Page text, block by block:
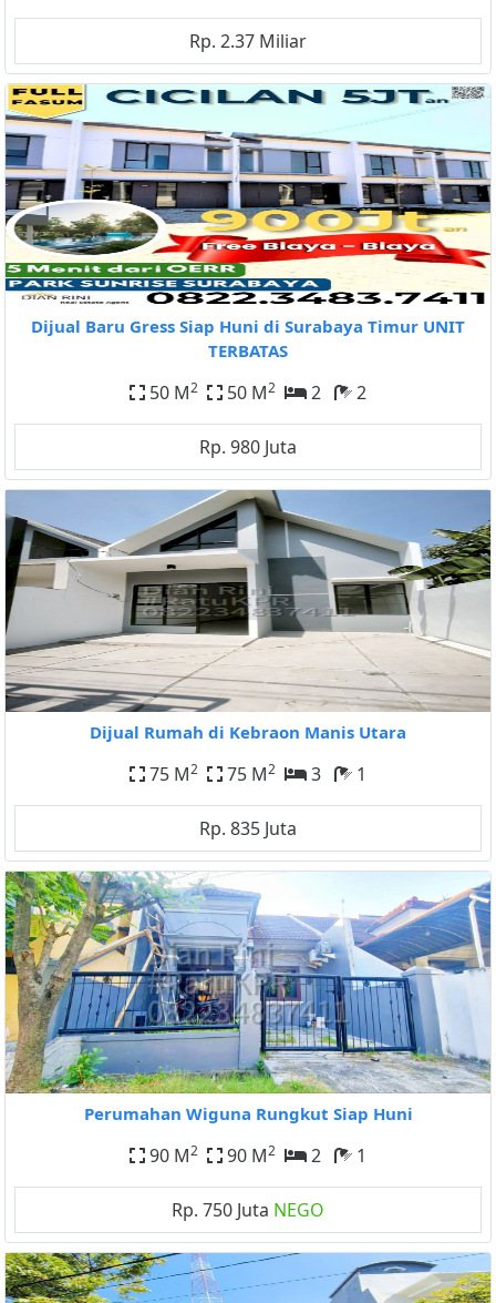
Rp. 2.37 Miliar
Dijual Baru Gress Siap Huni di Surabaya Timur UNIT
TERBATAS
50 M2 50 M2 2 2
Rp. 980 Juta
Dijual Rumah di Kebraon Manis Utara
75 M2 75 M2 3 1
Rp. 835 Juta
Perumahan Wiguna Rungkut Siap Huni
90 M2 90 M2 2 1
Rp. 750 Juta NEGO